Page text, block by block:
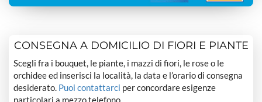
CONSEGNA A DOMICILIO DI FIORI E PIANTE
Scegli fra i bouquet, le piante, i mazzi di fiori, le rose o le
orchidee ed inserisci la località, la data e l’orario di consegna
desiderato. Puoi contattarci per concordare esigenze
particolari a mezzo telefono.